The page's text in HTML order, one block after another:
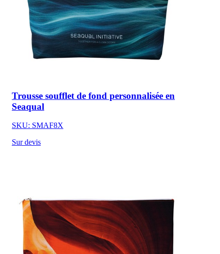
Trousse soufflet de fond personnalisée en
Seaqual
SKU: SMAF8X
Sur devis